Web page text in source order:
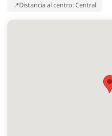
Distancia al centro: Central